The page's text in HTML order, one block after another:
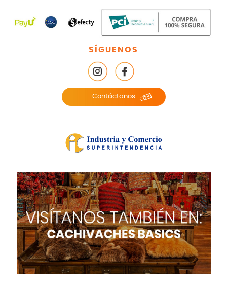
SÍGUENOS
Contáctanos